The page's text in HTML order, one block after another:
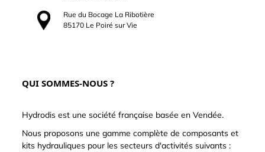
Rue du Bocage La Ribotière
85170 Le Poiré sur Vie
QUI SOMMES-NOUS ?
Hydrodis est une société française basée en Vendée.
Nous proposons une gamme complète de composants et
kits hydrauliques pour les secteurs d'activités suivants :